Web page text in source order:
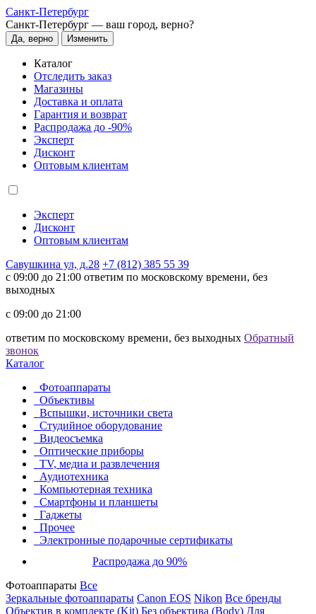
Санкт-Петербург
Санкт-Петербург — ваш город, верно?
Да, верно Изменить
Каталог
Отследить заказ
Магазины
Доставка и оплата
Гарантия и возврат
Распродажа до -90%
Эксперт
Дисконт
Оптовым клиентам
Эксперт
Дисконт
Оптовым клиентам
Савушкина ул, д.28 +7 (812) 385 55 39
c 09:00 до 21:00 ответим по московскому времени, без
выходных
c 09:00 до 21:00
ответим по московскому времени, без выходных Обратный
звонок
Каталог
Фотоаппараты
Объективы
Вспышки, источники света
Студийное оборудование
Видеосъемка
Оптические приборы
TV, медиа и развлечения
Аудиотехника
Компьютерная техника
Смартфоны и планшеты
Гаджеты
Прочее
Электронные подарочные сертификаты
Распродажа до 90%
Фотоаппараты Все
Зеркальные фотоаппараты Canon EOS Nikon Все бренды
Объектив в комплекте (Kit) Без объектива (Body) Для